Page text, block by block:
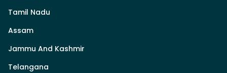
Tamil Nadu
Assam
Jammu And Kashmir
Telangana